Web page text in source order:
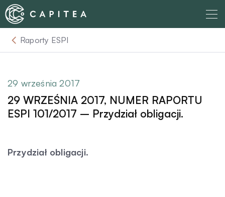
Skip
to
content
O nas
Dla Wierzyciela
Relacje Inwestorskie
Raporty ESPI
29 września 2017
29 WRZEŚNIA 2017, NUMER RAPORTU
ESPI 101/2017 – Przydział obligacji.
Przydział obligacji.